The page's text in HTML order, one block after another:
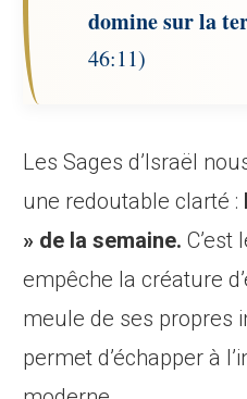
domine sur la
46:11)
Les Sages d’Israël
une redoutable clarté :
» de la semaine. C’est
empêche la créature
meule de ses propres
permet d’échapper à